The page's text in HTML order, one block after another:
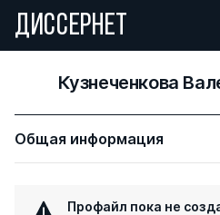
ДИССЕРНЕТ
Кузнеченкова
Общая информация
Профайл пока не